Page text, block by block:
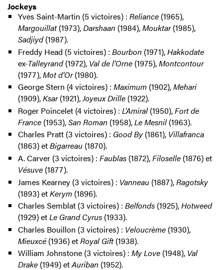
Jockeys
Yves Saint-Martin (5 victoires) : Reliance(1965),
Margouillat(1973),Darshaan (1984),Mouktar(1985),
Sadjiyd(1987).
Freddy Head (5 victoires) : Bourbon (1971),Hakkodate
ex-Talleyrand(1972),Val de l’Orne(1975),Montcontour
(1977),Mot d’Or(1980).
George Stern (4 victoires) : Maximum(1902),Mehari
(1909),Ksar(1921),Joyeux Drille(1922).
Roger Poincelet (4 victoires) : L’Amiral(1950),Fort de
France(1953),San Roman (1958),Le Mesnil(1963).
Charles Pratt (3 victoires) : Good By(1861), Villafranca
(1863) etBigarreau (1870).
A. Carver (3 victoires) : Faublas(1872),Filoselle(1876) et
Vésuve(1877).
James Kearney (3 victoires) : Vanneau(1887),Ragotsky
(1893) etKerym(1896).
Charles Semblat (3 victoires) : Belfonds (1925),Hotweed
(1929) etLe Grand Cyrus(1933).
Charles Bouillon (3 victoires) : Veloucrème (1930),
Mieuxcé(1936) etRoyal Gift(1938).
William Johnstone (3 victoires) : My Love(1948), Val
Drake(1949) etAuriban (1952).